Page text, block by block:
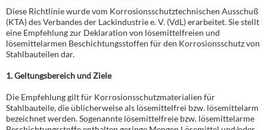
Diese Richtlinie wurde vom Korrosionsschutztechnischen Ausschuß
(KTA) des Verbandes der Lackindustrie e. V. (VdL) erarbeitet. Sie stellt
eine Empfehlung zur Deklaration von lösemittelfreien und
lösemittelarmen Beschichtungsstoffen für den Korrosionsschutz von
Stahlbauteilen dar.
1. Geltungsbereich und Ziele
Die Empfehlung gilt für Korrosionsschutzmaterialien für
Stahlbauteile, die üblicherweise als lösemittelfrei bzw. lösemittelarm
bezeichnet werden. Sogenannte lösemittelfreie bzw. lösemittelarme